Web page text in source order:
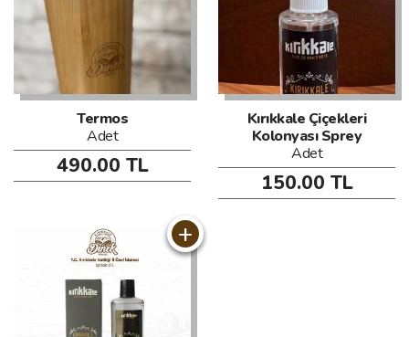
Termos
Adet
490.00 TL
Kırıkkale Çiçekleri
Kolonyası Sprey
Adet
150.00 TL
+